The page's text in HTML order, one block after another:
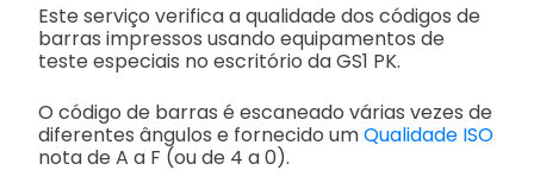
Este serviço verifica a qualidade dos códigos de
barras impressos usando equipamentos de
teste especiais no escritório da GS1 PK.
O código de barras é escaneado várias vezes de
diferentes ângulos e fornecido umQualidade ISO
nota de A a F (ou de 4 a 0).